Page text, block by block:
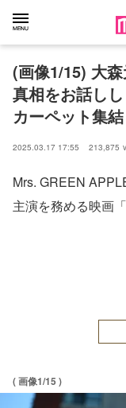
(画像1/15) 大
真相をお話し
カーペット集
2025.03.17 17:55 213,875
Mrs. GREEN
主演を務める映画
( 画像1/15 )